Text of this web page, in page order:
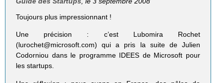
Toujours plus impressionnant !
Une précision : c’est Lubomira Rochet
(lurochet@microsoft.com) qui a pris la suite de Julien
Codorniou dans le programme IDEES de Microsoft pour
les startups.